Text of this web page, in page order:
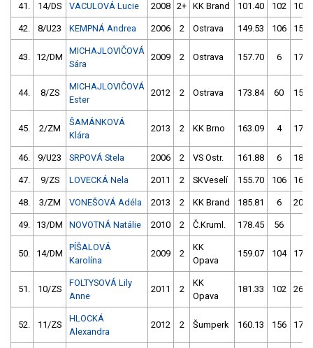
41. 14/DS VACULOVÁ Lucie 2008 2+ KK Brand 101.40 102
42. 8/U23 KEMPNÁ Andrea 2006 2 Ostrava 149.53 106
43. 12/DM
MICHAJLOVIČOVÁ
Sára
2009 2 Ostrava 157.70 6
44. 8/ZS
MICHAJLOVIČOVÁ
Ester
2012 2 Ostrava 173.84 60
45. 2/ZM
ŠAMÁNKOVÁ
Klára
2013 2 KK Brno 163.09 4
46. 9/U23 SRPOVÁ Stela 2006 2 VS Ostr. 161.88 6
47. 9/ZS LOVECKÁ Nela 2011 2 SKVeselí 155.70 106
48. 3/ZM VONEŠOVÁ Adéla 2013 2 KK Brand 185.81 6
49. 13/DM NOVOTNÁ Natálie 2010 2 Č.Kruml. 178.45 56
50. 14/DM
PÍŠALOVÁ
Karolína
2009 2
KK
Opava
159.07 104
51. 10/ZS
FOLTYSOVÁ Lily
Anne
2011 2
KK
Opava
181.33 102
52. 11/ZS
HLOCKÁ
Alexandra
2012 2 Šumperk 160.13 156